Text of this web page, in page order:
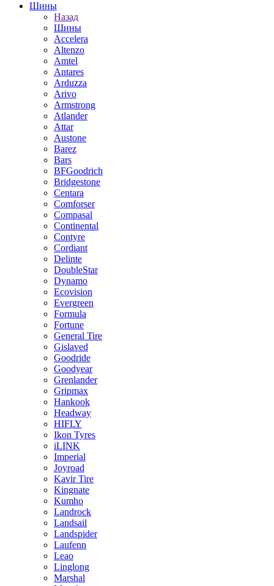
Шины
Назад
Шины
Accelera
Altenzo
Amtel
Antares
Arduzza
Arivo
Armstrong
Atlander
Attar
Austone
Barez
Bars
BFGoodrich
Bridgestone
Centara
Comforser
Compasal
Continental
Contyre
Cordiant
Delinte
DoubleStar
Dynamo
Ecovision
Evergreen
Formula
Fortune
General Tire
Gislaved
Goodride
Goodyear
Grenlander
Gripmax
Hankook
Headway
HIFLY
Ikon Tyres
iLINK
Imperial
Joyroad
Kavir Tire
Kingnate
Kumho
Landrock
Landsail
Landspider
Laufenn
Leao
Linglong
Marshal